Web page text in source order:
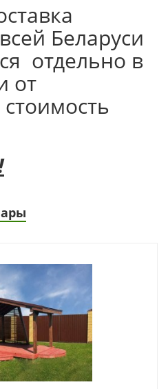
Беларуси
отдельно в
от